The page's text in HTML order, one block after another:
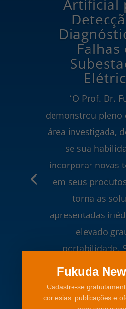
Artificial
Falhas
“O Prof. Dr.
demonstrou pleno
área investigada,
se sua
incorporar novas
em seus
torna as
apresentadas
elevado
portabilidade.
assiduidade, a
competência e a
suas marcas
Fukuda
Cadastre-se
cortesias, publicações e